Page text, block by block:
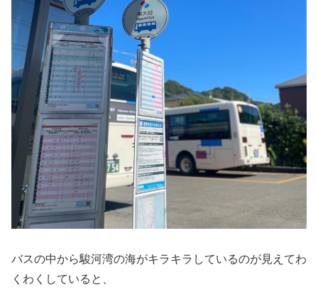
バスの中から駿河湾の海がキラキラしているのが見えてわ
くわくしていると、